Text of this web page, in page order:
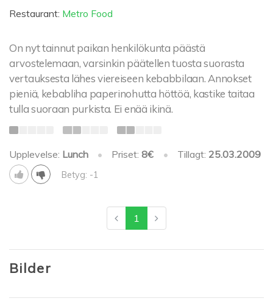
Restaurant: Metro Food
On nyt tainnut paikan henkilökunta päästä
arvostelemaan, varsinkin päätellen tuosta suorasta
vertauksesta lähes viereiseen kebabbilaan. Annokset
pieniä, kebabliha paperinohutta höttöä, kastike taitaa
tulla suoraan purkista. Ei enää ikinä.
Upplevelse: Lunch • Priset:8€ • Tillagt: 25.03.2009
Betyg: -1
1
Bilder